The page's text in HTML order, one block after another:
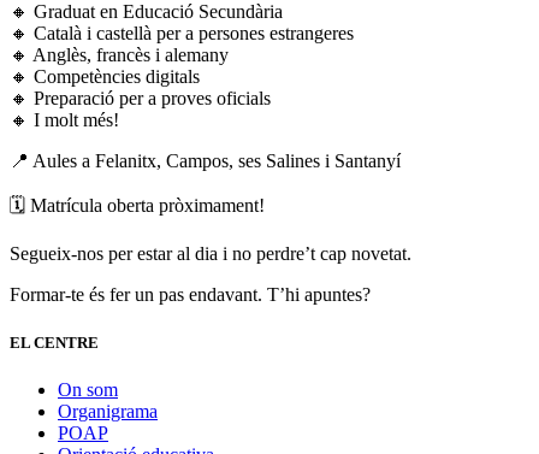
🔸 Graduat en Educació Secundària
🔸 Català i castellà per a persones estrangeres
🔸 Anglès, francès i alemany
🔸 Competències digitals
🔸 Preparació per a proves oficials
🔸 I molt més!
📍 Aules a Felanitx, Campos, ses Salines i Santanyí
🗓️ Matrícula oberta pròximament!
Segueix-nos per estar al dia i no perdre’t cap novetat.
Formar-te és fer un pas endavant. T’hi apuntes?
EL CENTRE
On som
Organigrama
POAP